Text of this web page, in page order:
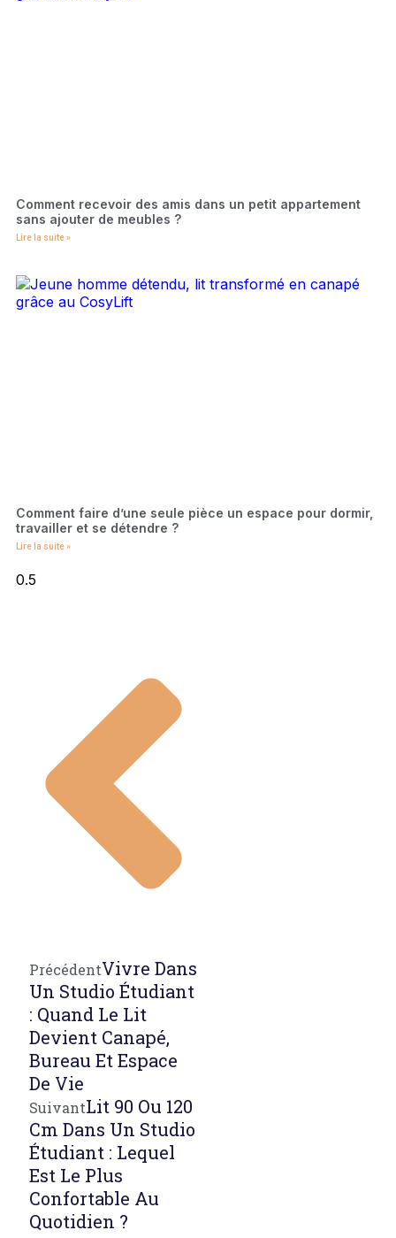
Comment recevoir des amis dans un petit appartement
sans ajouter de meubles ?
Lire la suite »
Comment faire d’une seule pièce un espace pour dormir,
travailler et se détendre ?
Lire la suite »
PrécédentVivre Dans
Un Studio Étudiant
: Quand Le Lit
Devient Canapé,
Bureau Et Espace
De Vie
SuivantLit 90 Ou 120
Cm Dans Un Studio
Étudiant : Lequel
Est Le Plus
Confortable Au
Quotidien ?